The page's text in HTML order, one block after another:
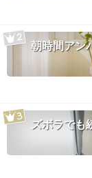
朝時間アン
ズボラでも